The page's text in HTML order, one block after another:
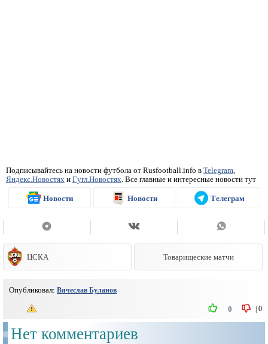
Подписывайтесь на новости футбола от Rusfootball.info в Telegram,
Яндекс.Новостях и Гугл.Новостях. Все главные и интересные новости тут
Новости Новости Телеграм
ЦСКА Товарищеские матчи
Опубликовал: Вячеслав Буланов
0
0
Нет комментариев